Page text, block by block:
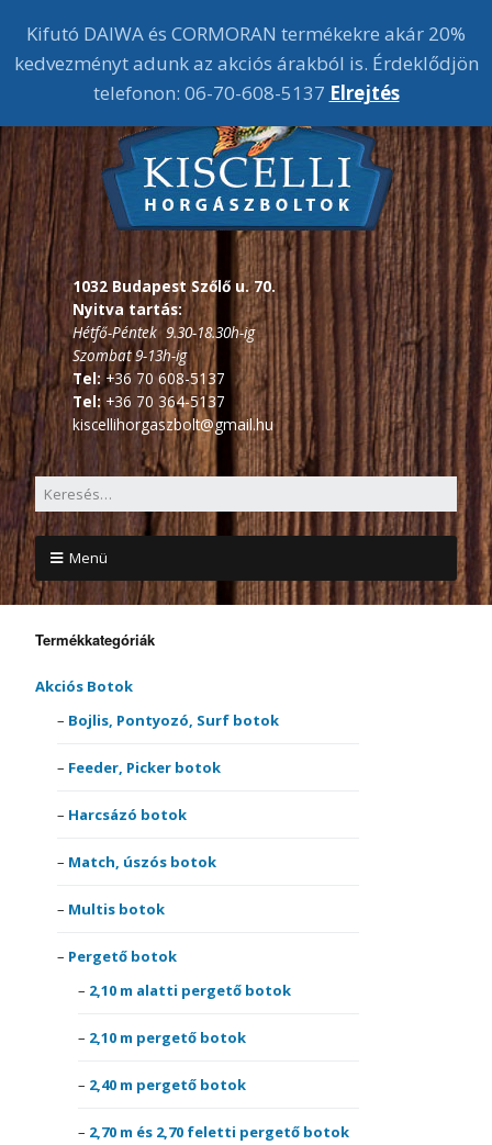
1032 Budapest Szőlő u. 70.
Nyitva tartás:
Hétfő-Péntek 9.30-18.30h-ig
Szombat 9-13h-ig
Tel:+36 70 608-5137
Tel: +36 70 364-5137
kiscellihorgaszbolt@gmail.hu
Menü
Termékkategóriák
Akciós Botok
Bojlis, Pontyozó, Surf botok
Feeder, Picker botok
Harcsázó botok
Match, úszós botok
Multis botok
Pergető botok
2,10 m alatti pergető botok
2,10 m pergető botok
2,40 m pergető botok
2,70 m és 2,70 feletti pergető botok
Kifutó DAIWA és CORMORAN termékekre akár 20%
kedvezményt adunk az akciós árakból is. Érdeklődjön
telefonon: 06-70-608-5137 Elrejtés